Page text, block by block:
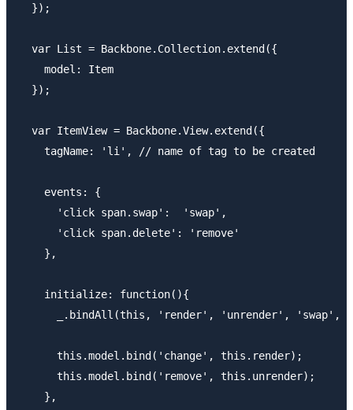
  });
  var List = Backbone.Collection.extend({
    model: Item
  });
  var ItemView = Backbone.View.extend({
    tagName: 'li', // name of tag to be created
    events: {
      'click span.swap':  'swap',
      'click span.delete': 'remove'
    },
    initialize: function(){
_.bindAll(this, 'render', 'unrender', 'swap',
      this.model.bind('change', this.render);
      this.model.bind('remove', this.unrender);
    },